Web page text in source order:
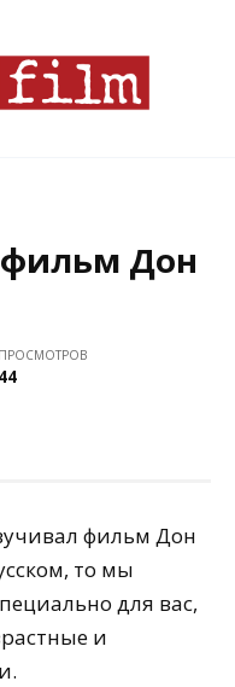
фильм Дон
ПРОСМОТРОВ
44
фильм Дон
то мы
для вас,
и